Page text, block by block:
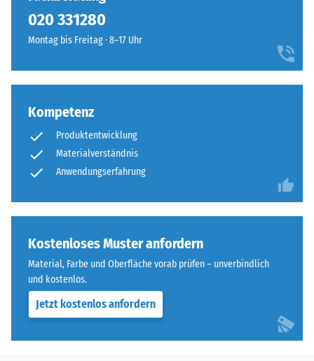
Produkt
Produktvergleich
ausgewählt.
020 331280
Montag bis Freitag · 8–17 Uhr
Kompetenz
Produktentwicklung
Materialverständnis
Anwendungserfahrung
Kostenloses Muster anfordern
Material, Farbe und Oberfläche vorab prüfen – unverbindlich
und kostenlos.
Jetzt kostenlos anfordern